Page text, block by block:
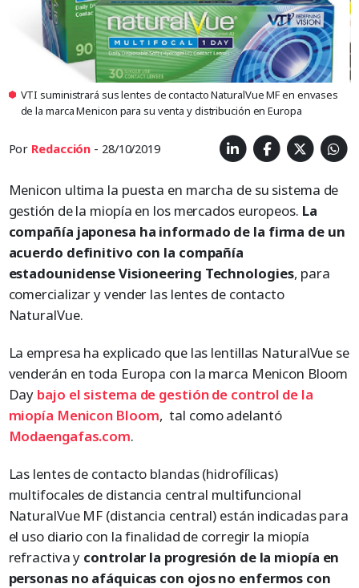
VTI suministrará sus lentes de contacto NaturalVue MF en envases
de la marca Menicon para su venta y distribución en Europa
Por Redacción - 28/10/2019
Menicon ultima la puesta en marcha de su sistema de
gestión de la miopía en los mercados europeos. La
compañía japonesa ha informado de la firma de un
acuerdo definitivo con la compañía
estadounidense Visioneering Technologies, para
comercializar y vender las lentes de contacto
NaturalVue.
La empresa ha explicado que las lentillas NaturalVue se
venderán en toda Europa con la marca Menicon Bloom
Day bajo el sistema de gestión de control de la
miopía Menicon Bloom, tal como adelantó
Modaengafas.com.
Las lentes de contacto blandas (hidrofílicas)
multifocales de distancia central multifuncional
NaturalVue MF (distancia central) están indicadas para
el uso diario con la finalidad de corregir la miopía
refractiva y controlar la progresión de la miopía en
personas no afáquicas con ojos no enfermos con